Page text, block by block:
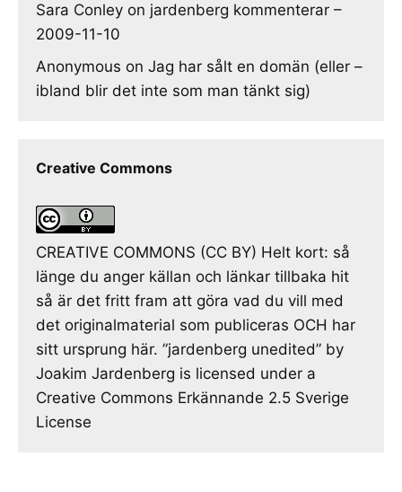
Sara Conley on jardenberg kommenterar –
2009-11-10
Anonymous on Jag har sålt en domän (eller –
ibland blir det inte som man tänkt sig)
Creative Commons
CREATIVE COMMONS (CC BY) Helt kort: så
länge du anger källan och länkar tillbaka hit
så är det fritt fram att göra vad du vill med
det originalmaterial som publiceras OCH har
sitt ursprung här. ”jardenberg unedited” by
Joakim Jardenberg is licensed under a
Creative Commons Erkännande 2.5 Sverige
License